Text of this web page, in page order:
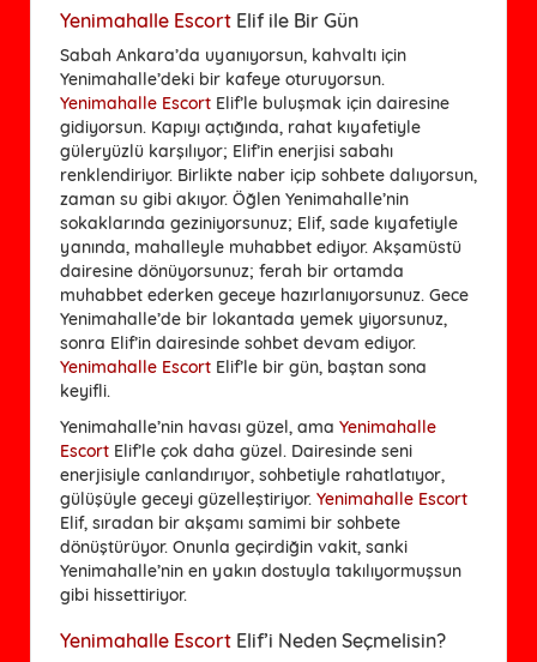
Yenimahalle Escort Elif ile Bir Gün
Sabah Ankara’da uyanıyorsun, kahvaltı için
Yenimahalle’deki bir kafeye oturuyorsun.
Yenimahalle Escort Elif’le buluşmak için dairesine
gidiyorsun. Kapıyı açtığında, rahat kıyafetiyle
güleryüzlü karşılıyor; Elif’in enerjisi sabahı
renklendiriyor. Birlikte naber içip sohbete dalıyorsun,
zaman su gibi akıyor. Öğlen Yenimahalle’nin
sokaklarında geziniyorsunuz; Elif, sade kıyafetiyle
yanında, mahalleyle muhabbet ediyor. Akşamüstü
dairesine dönüyorsunuz; ferah bir ortamda
muhabbet ederken geceye hazırlanıyorsunuz. Gece
Yenimahalle’de bir lokantada yemek yiyorsunuz,
sonra Elif’in dairesinde sohbet devam ediyor.
Yenimahalle Escort Elif’le bir gün, baştan sona
keyifli.
Yenimahalle’nin havası güzel, ama Yenimahalle
Escort Elif’le çok daha güzel. Dairesinde seni
enerjisiyle canlandırıyor, sohbetiyle rahatlatıyor,
gülüşüyle geceyi güzelleştiriyor. Yenimahalle Escort
Elif, sıradan bir akşamı samimi bir sohbete
dönüştürüyor. Onunla geçirdiğin vakit, sanki
Yenimahalle’nin en yakın dostuyla takılıyormuşsun
gibi hissettiriyor.
Yenimahalle Escort Elif’i Neden Seçmelisin?